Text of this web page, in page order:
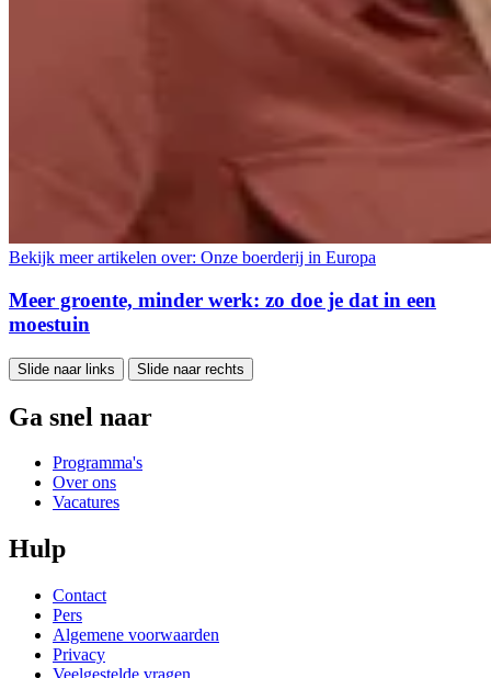
Bekijk meer artikelen over: Onze boerderij in Europa
Meer groente, minder werk: zo doe je dat in een
moestuin
Slide naar links Slide naar rechts
Ga snel naar
Programma's
Over ons
Vacatures
Hulp
Contact
Pers
Algemene voorwaarden
Privacy